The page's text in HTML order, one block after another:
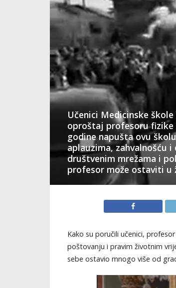
Učenici Medicinske
oproštaj profesoru
godine napušta ovu
aplauzima, zahvalnošću
društvenim mrežama i
profesor može ostaviti u
Kako su poručili učenici,
poštovanju i pravim životnim
sebe ostavio mnogo više od